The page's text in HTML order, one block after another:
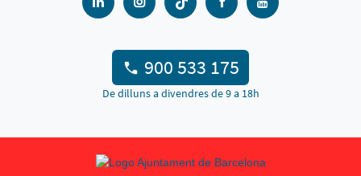
900 533 175
De dilluns a divendres de 9 a 18h